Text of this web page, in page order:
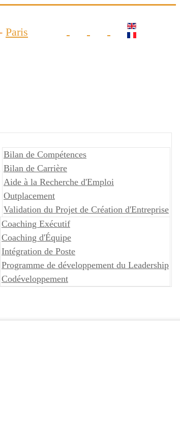
Paris
Bilan de Compétences
Bilan de Carrière
Aide à la Recherche d'Emploi
Outplacement
Validation du Projet de Création d'Entreprise
Coaching Exécutif
Coaching d'Équipe
Intégration de Poste
Programme de développement du Leadership
Codéveloppement